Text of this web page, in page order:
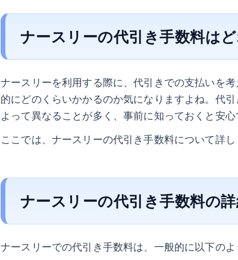
ナースリーの代引き手数料は
ナースリーを利用する際に、代引きでの支払いを
的にどのくらいかかるのか気になりますよね。代
よって異なることが多く、事前に知っておくと安心
ここでは、ナースリーの代引き手数料について詳
ナースリーの代引き手数料の
ナースリーでの代引き手数料は、一般的に以下の